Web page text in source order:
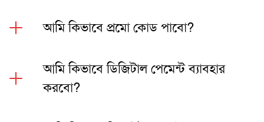
আমি কিভাবে প্রমো কোড পাবো?
আমি কিভাবে ডিজিটাল পেমেন্ট ব্যাবহার
করবো?